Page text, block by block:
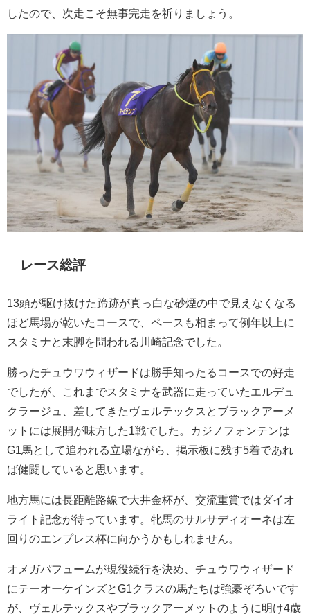
したので、次走こそ無事完走を祈りましょう。
レース総評
13頭が駆け抜けた蹄跡が真っ白な砂煙の中で見えなくなる
ほど馬場が乾いたコースで、ペースも相まって例年以上に
スタミナと末脚を問われる川崎記念でした。
勝ったチュウワウィザードは勝手知ったるコースでの好走
でしたが、これまでスタミナを武器に走っていたエルデュ
クラージュ、差してきたヴェルテックスとブラックアーメ
ットには展開が味方した1戦でした。カジノフォンテンは
G1馬として追われる立場ながら、掲示板に残す5着であれ
ば健闘していると思います。
地方馬には長距離路線で大井金杯が、交流重賞ではダイオ
ライト記念が待っています。牝馬のサルサディオーネは左
回りのエンプレス杯に向かうかもしれません。
オメガパフュームが現役続行を決め、チュウワウィザード
にテーオーケインズとG1クラスの馬たちは強豪ぞろいです
が、ヴェルテックスやブラックアーメットのように明け4歳